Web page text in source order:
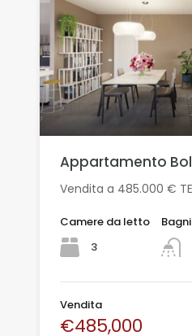
Appartamento
Vendita a 485.000 €
Camere da letto
3
Bagni
Vendita
€485,000